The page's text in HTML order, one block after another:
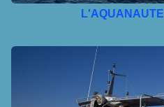
L'AQUANAUTE